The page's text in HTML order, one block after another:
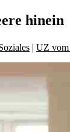
hinein
| UZ vom